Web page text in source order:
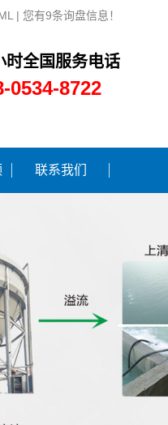
| 您有9条询盘信息！
时全国服务电话
0534-8722
联系我们